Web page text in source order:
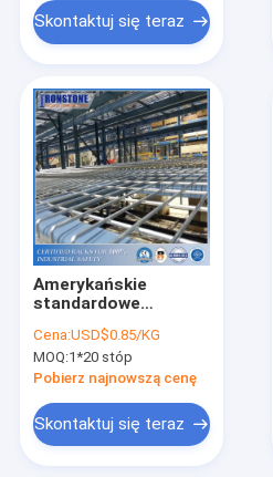
Skontaktuj się teraz
Amerykańskie
standardowe
drucianej
Cena:USD$0.85/KG
MOQ:1*20 stóp
Pobierz najnowszą cenę
Skontaktuj się teraz